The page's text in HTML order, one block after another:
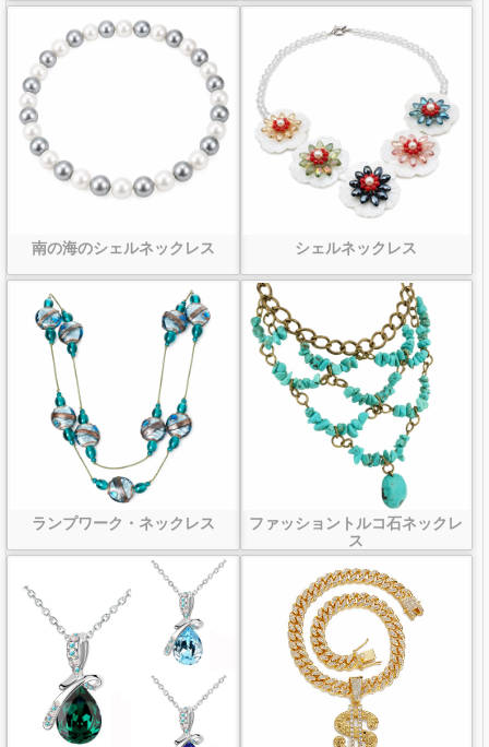
南の海のシェルネックレス シェルネックレス
ランプワーク・ネックレス
ファッショントルコ石ネックレ
ス